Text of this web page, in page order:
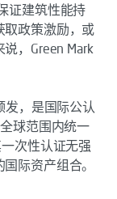
证建筑性能持
取政策激励，或
，Green Mark
发，是国际公认
球范围内统一
次性认证无强
际资产组合。